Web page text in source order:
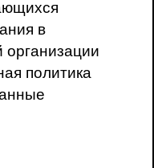
в
организации
политика